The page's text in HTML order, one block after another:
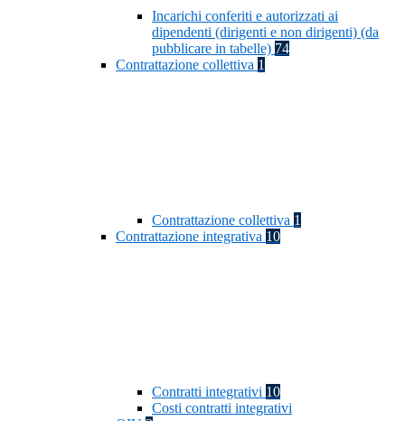
Incarichi conferiti e autorizzati ai
dipendenti (dirigenti e non dirigenti) (da
pubblicare in tabelle) 74
Contrattazione collettiva 1
Contrattazione collettiva 1
Contrattazione integrativa 10
Contratti integrativi 10
Costi contratti integrativi